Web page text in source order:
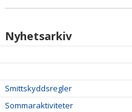
Nyhetsarkiv
Smittskyddsregler
Sommaraktiviteter